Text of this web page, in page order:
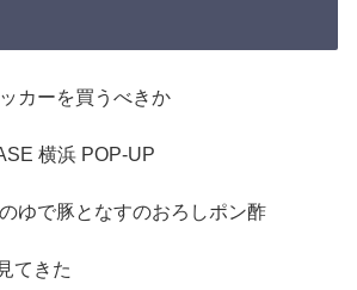
カーを買うべきか
横浜 POP-UP
ゆで豚となすのおろしポン酢
てきた